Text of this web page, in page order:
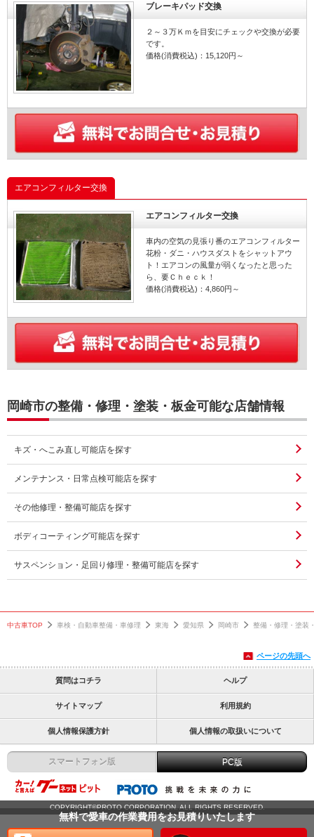
ブレーキパッド交換
２～３万Ｋｍを目安にチェックや交換が必要
です。
価格(消費税込)：15,120円～
エアコンフィルター交換
エアコンフィルター交換
車内の空気の見張り番のエアコンフィルター
花粉・ダニ・ハウスダストをシャットアウ
ト！エアコンの風量が弱くなったと思った
ら、要Ｃｈｅｃｋ！
価格(消費税込)：4,860円～
岡崎市の整備・修理・塗装・板金可能な店舗情報
キズ・へこみ直し可能店を探す
メンテナンス・日常点検可能店を探す
その他修理・整備可能店を探す
ボディコーティング可能店を探す
サスペンション・足回り修理・整備可能店を探す
中古車TOP 車検・自動車整備・車修理 東海 愛知県 岡崎市 整備・修理・塗装
無料で愛車の作業費用をお見積りいたします
ページの先頭へ
質問はコチラ ヘルプ
サイトマップ 利用規約
個人情報保護方針 個人情報の取扱いについて
スマートフォン版 PC版
COPYRIGHT©PROTO CORPORATION. ALL RIGHTS RESERVED.